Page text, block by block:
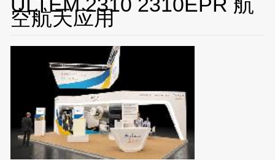
空航天应用